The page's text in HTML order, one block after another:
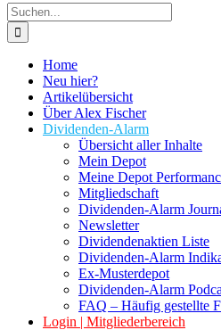
Suche
nach:
Home
Neu hier?
Artikelübersicht
Über Alex Fischer
Dividenden-Alarm
Übersicht aller Inhalte
Mein Depot
Meine Depot
Mitgliedschaft
Dividenden-Alarm
Newsletter
Dividendenaktien Liste
Dividenden-Alarm
Ex-Musterdepot
Dividenden-Alarm
FAQ – Häufig gestellte
Login | Mitgliederbereich